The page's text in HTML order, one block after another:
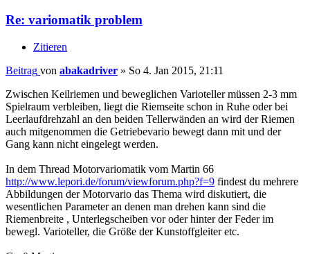
Re: variomatik problem
Zitieren
Beitrag von abakadriver » So 4. Jan 2015, 21:11
Zwischen Keilriemen und beweglichen Varioteller müssen 2-3 mm
Spielraum verbleiben, liegt die Riemseite schon in Ruhe oder bei
Leerlaufdrehzahl an den beiden Tellerwänden an wird der Riemen
auch mitgenommen die Getriebevario bewegt dann mit und der
Gang kann nicht eingelegt werden.
In dem Thread Motorvariomatik vom Martin 66
http://www.lepori.de/forum/viewforum.php?f=9 findest du mehrere
Abbildungen der Motorvario das Thema wird diskutiert, die
wesentlichen Parameter an denen man drehen kann sind die
Riemenbreite , Unterlegscheiben vor oder hinter der Feder im
bewegl. Varioteller, die Größe der Kunstoffgleiter etc.